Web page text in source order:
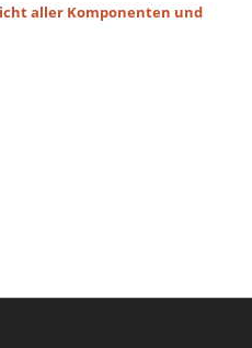
aller Komponenten und